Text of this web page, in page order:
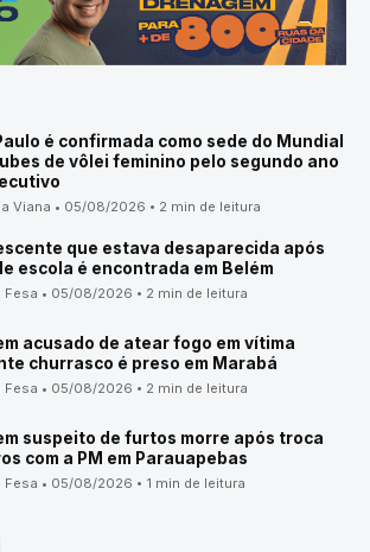
é confirmada como sede do Mundial
de vôlei feminino pelo segundo ano
Viana • 05/08/2026 • 2 min de leitura
que estava desaparecida após
escola é encontrada em Belém
Fesa • 05/08/2026 • 2 min de leitura
acusado de atear fogo em vítima
churrasco é preso em Marabá
Fesa • 05/08/2026 • 2 min de leitura
suspeito de furtos morre após troca
com a PM em Parauapebas
Fesa • 05/08/2026 • 1 min de leitura